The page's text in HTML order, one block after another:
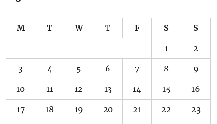
M T W T F S S
1 2
3 4 5 6 7 8 9
10 11 12 13 14 15 16
17 18 19 20 21 22 23